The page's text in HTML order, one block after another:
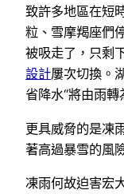
致許多地區在短
粒、雪摩羯座們
被吸走了，只剩
設計屢次切換。
省降水“將由雨轉
更具威脅的是凍
著高過暴雪的風
凍雨何故迫害宏